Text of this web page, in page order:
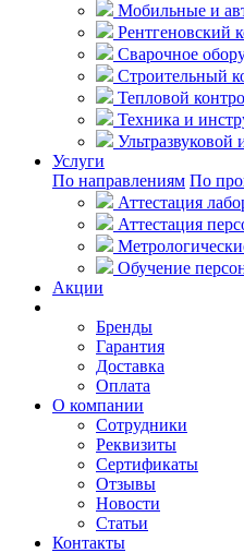
Мобильные и
Рентгеновский
Сварочное
Строительный
Тепловой
Техника и
Ультразвуковой
Услуги
По направлениям По
Аттестация
Аттестация
Обучение
Акции
Бренды
Гарантия
Доставка
Оплата
О компании
Сотрудники
Реквизиты
Сертификаты
Отзывы
Новости
Статьи
Контакты